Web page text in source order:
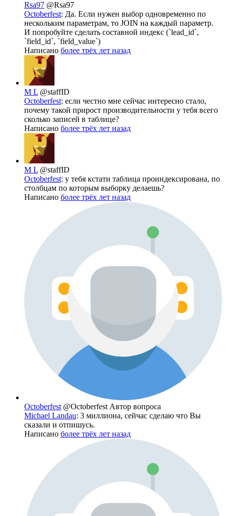
Rsa97 @Rsa97
Octoberfest: Да. Если нужен выбор одновременно по
нескольким параметрам, то JOIN на каждый параметр.
И попробуйте сделать составной индекс (`lead_id`,
`field_id`, `field_value`)
Написано более трёх лет назад
M L @staffID
Octoberfest: если честно мне сейчас интересно стало,
почему такой прирост производительности у тебя всего
сколько записей в таблице?
Написано более трёх лет назад
M L @staffID
Octoberfest: у тебя кстати таблица проиндексирована, по
столбцам по которым выборку делаешь?
Написано более трёх лет назад
Octoberfest @Octoberfest Автор вопроса
Michael Landau: 3 миллиона, сейчас сделаю что Вы
сказали и отпишусь.
Написано более трёх лет назад